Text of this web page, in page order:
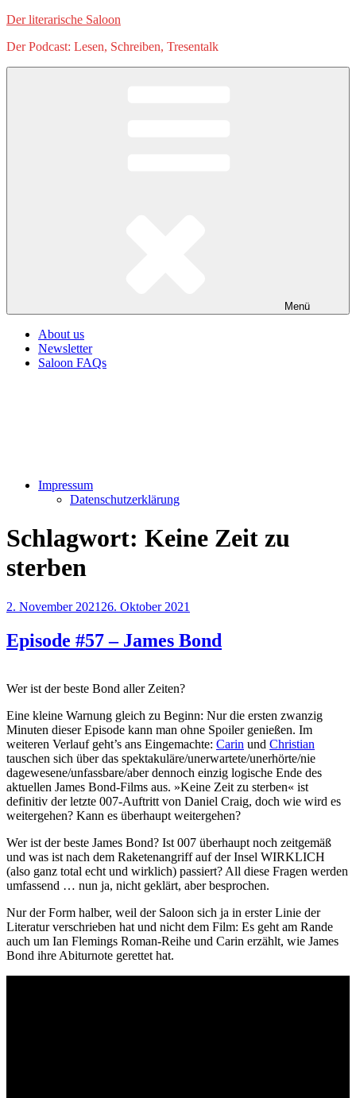
Zum
springen
Der literarische Saloon
Der Podcast: Lesen, Schreiben, Tresentalk
Menü
About us
Newsletter
Saloon FAQs
Impressum
Datenschutzerklärung
Schlagwort: Keine Zeit zu
sterben
Veröffentlicht
2. November 2021 26. Oktober 2021
Episode #57 – James Bond
Wer ist der beste Bond aller Zeiten?
Eine kleine Warnung gleich zu Beginn: Nur die ersten zwanzig
Minuten dieser Episode kann man ohne Spoiler genießen. Im
weiteren Verlauf geht’s ans Eingemachte: Carin und Christian
tauschen sich über das spektakuläre/unerwartete/unerhörte/nie
dagewesene/unfassbare/aber dennoch einzig logische Ende des
aktuellen James Bond-Films aus. »Keine Zeit zu sterben« ist
definitiv der letzte 007-Auftritt von Daniel Craig, doch wie wird es
weitergehen? Kann es überhaupt weitergehen?
Wer ist der beste James Bond? Ist 007 überhaupt noch zeitgemäß
und was ist nach dem Raketenangriff auf der Insel WIRKLICH
(also ganz total echt und wirklich) passiert? All diese Fragen werden
umfassend … nun ja, nicht geklärt, aber besprochen.
Nur der Form halber, weil der Saloon sich ja in erster Linie der
Literatur verschrieben hat und nicht dem Film: Es geht am Rande
auch um Ian Flemings Roman-Reihe und Carin erzählt, wie James
Bond ihre Abiturnote gerettet hat.